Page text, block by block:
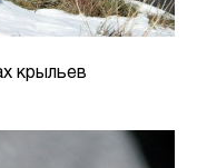
крыльев